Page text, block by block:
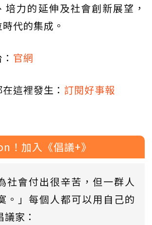
培力的延伸及社會創新展望，
代的集成。
官網
這裡發生： 訂閱好事報
！加入《倡議+》
社會付出很辛苦，但一群人
。」每個人都可以用自己的
家：